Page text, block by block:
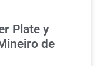
Plate y
de